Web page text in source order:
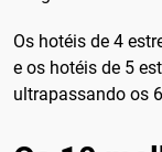
Os hotéis de 4
e os hotéis de 5
ultrapassando os